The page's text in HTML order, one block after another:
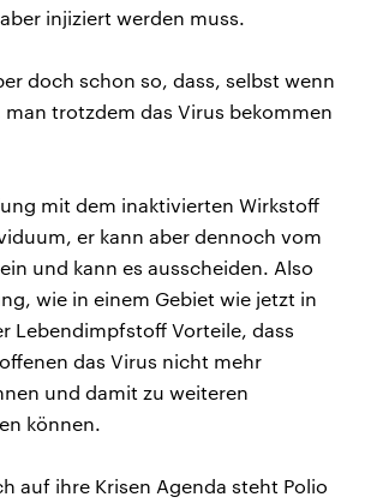
injiziert werden muss.
doch schon so, dass, selbst wenn
trotzdem das Virus bekommen
mit dem inaktivierten Wirkstoff
er kann aber dennoch vom
und kann es ausscheiden. Also
wie in einem Gebiet wie jetzt in
Lebendimpfstoff Vorteile, dass
das Virus nicht mehr
und damit zu weiteren
können.
auf ihre Krisen Agenda steht Polio